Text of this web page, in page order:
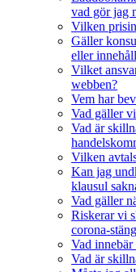
vad gör jag
Vilken
Gäller
eller
Vilket
webben?
Vem har
Vad gäller
Vad är
Vilken
Kan jag
klausul
Vad gäller
Riskerar vi
corona-
Vad
Vad är